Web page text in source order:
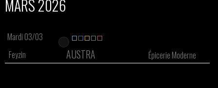
MARS 2026
Mardi 03/03
Feyzin
AUSTRA Épicerie Moderne